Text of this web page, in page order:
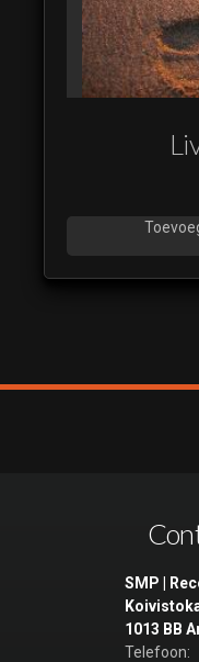
SMP |
1013 BB
Telefoon: